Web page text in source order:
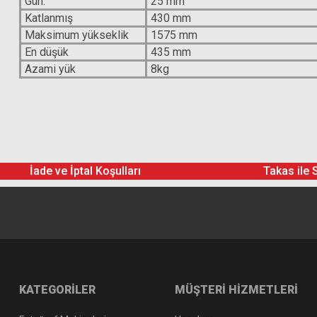
Katlanmış
430 mm
Maksimum yükseklik
1575 mm
En düşük
435 mm
Azami yük
8kg
İade ve İptal Koşulları Takas ile
KATEGORİLER MÜŞTERİ HİZMETLERİ